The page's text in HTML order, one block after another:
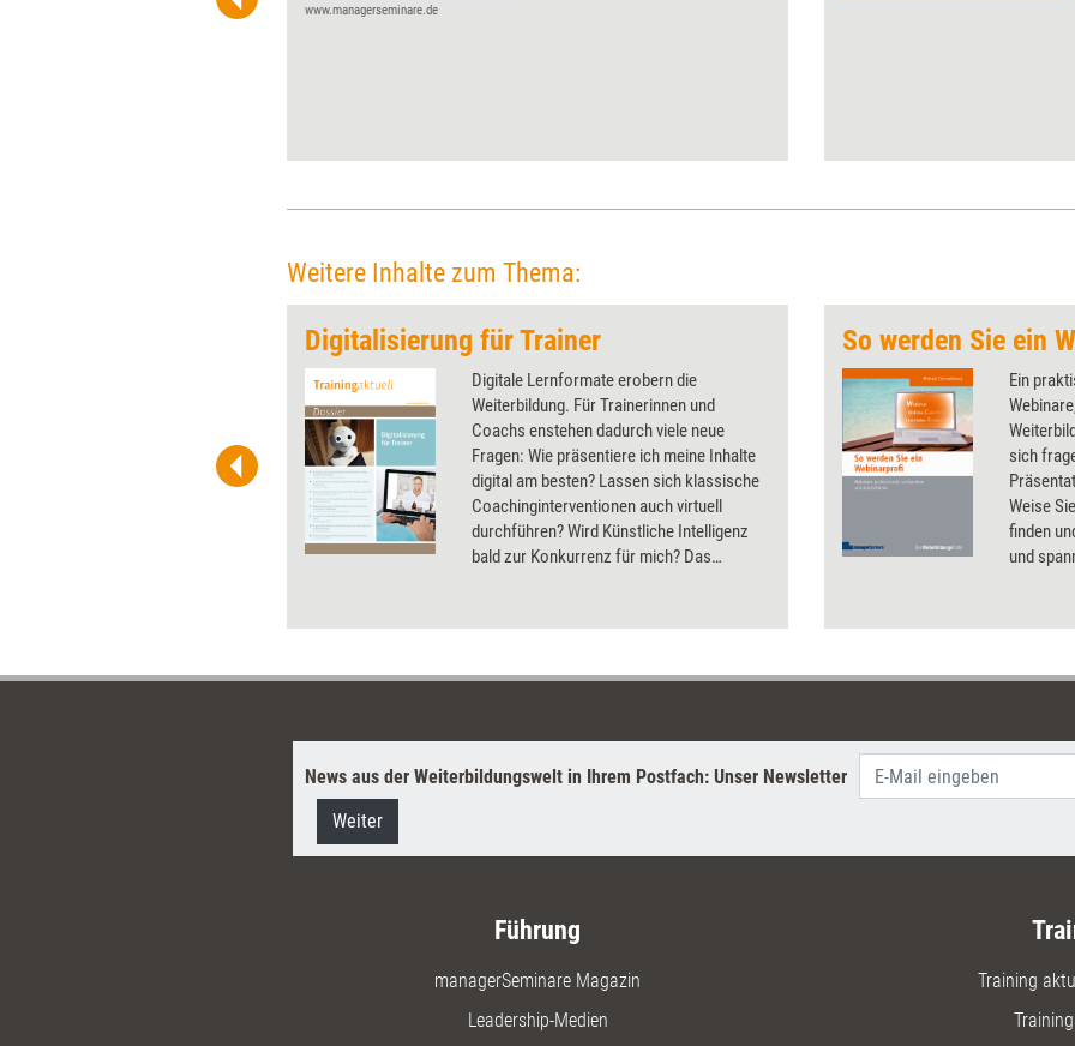
www.managerseminare.de
Weitere Inhalte zum Thema:
Digitalisierung für Trainer
Digitale Lernformate erobern die
Weiterbildung. Für Trainerinnen und
Coachs enstehen dadurch viele neue
Fragen: Wie präsentiere ich meine Inhalte
digital am besten? Lassen sich klassische
Coachinginterventionen auch virtuell
durchführen? Wird Künstliche Intelligenz
bald zur Konkurrenz für mich? Das
gibt einen Ausblick in die Zukunft.
So werden Sie ein
Ein
sich
Weise
finden
und
der
News aus der Weiterbildungswelt in Ihrem Postfach: Unser Newsletter
Weiter
Führung
managerSeminare Magazin
Leadership-Medien
Training